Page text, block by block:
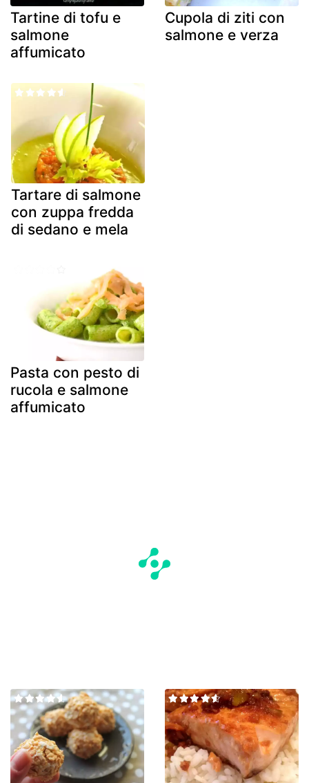
Tartine di tofu e
salmone
affumicato
Cupola di ziti con
salmone e verza
Tartare di salmone
con zuppa fredda
di sedano e mela
Pasta con pesto di
rucola e salmone
affumicato